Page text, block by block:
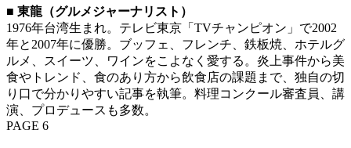
■ 東龍（グルメジャーナリスト）
1976年台湾生まれ。テレビ東京「TVチャンピオン」で2002
年と2007年に優勝。ブッフェ、フレンチ、鉄板焼、ホテルグ
ルメ、スイーツ、ワインをこよなく愛する。炎上事件から美
食やトレンド、食のあり方から飲食店の課題まで、独自の切
り口で分かりやすい記事を執筆。料理コンクール審査員、講
演、プロデュースも多数。
PAGE 6